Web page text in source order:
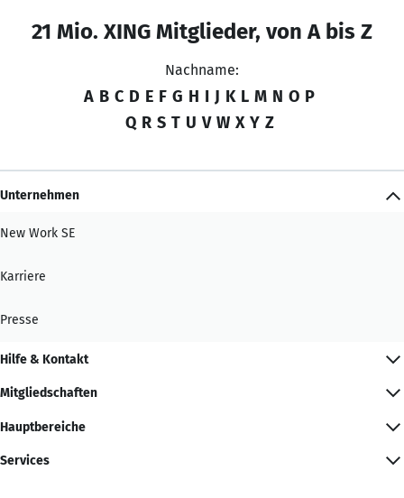
21 Mio. XING Mitglieder, von A bis Z
Nachname:
A B C D E F G H I J K L M N O P
Q R S T U V W X Y Z
Unternehmen
New Work SE
Karriere
Presse
Hilfe & Kontakt
Mitgliedschaften
Hauptbereiche
Services